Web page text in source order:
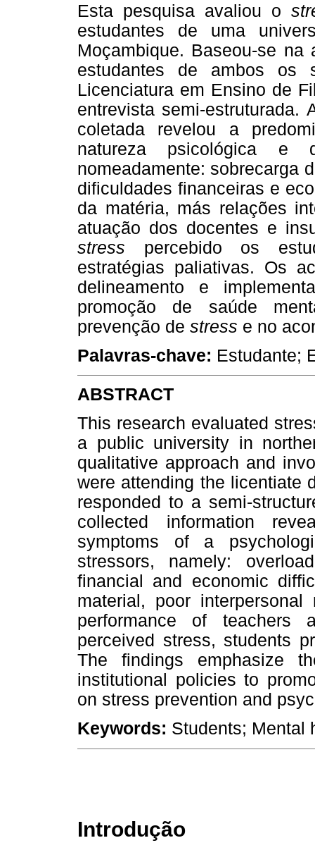
Esta pesquisa avaliou o
estudantes de uma
Moçambique. Baseou-se
estudantes de ambos os
Licenciatura em Ensino de
entrevista semi-estruturada.
coletada revelou a
natureza psicológica e
nomeadamente: sobrecarga
dificuldades financeiras e
da matéria, más relações
atuação dos docentes e
stress percebido os
estratégias paliativas. Os
delineamento e
promoção de saúde
prevenção de stress e no
Palavras-chave: Estudante;
ABSTRACT
This research evaluated
a public university in
qualitative approach and
were attending the licentiate
responded to a semi-
collected information
symptoms of a
stressors, namely:
financial and economic
material, poor
performance of teachers
perceived stress, students
The findings emphasize
institutional policies to
on stress prevention and
Keywords: Students; Mental
Introdução